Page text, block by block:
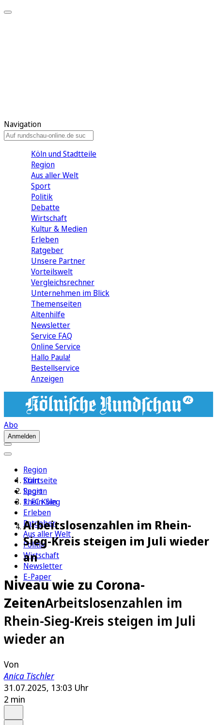
Navigation
Köln und Stadtteile
Region
Aus aller Welt
Sport
Politik
Debatte
Wirtschaft
Kultur & Medien
Erleben
Ratgeber
Unsere Partner
Vorteilswelt
Vergleichsrechner
Unternehmen im Blick
Themenseiten
Altenhilfe
Newsletter
Service FAQ
Online Service
Hallo Paula!
Bestellservice
Anzeigen
Abo
Anmelden
Region
Köln
Sport
1. FC Köln
Erleben
Ratgeber
Aus aller Welt
Politik
Wirtschaft
Newsletter
E-Paper
Startseite
Region
Rhein-Sieg
Arbeitslosenzahlen im Rhein-
Sieg-Kreis steigen im Juli wieder
an
Niveau wie zu Corona-
ZeitenArbeitslosenzahlen im
Rhein-Sieg-Kreis steigen im Juli
wieder an
Von
Anica Tischler
31.07.2025, 13:03 Uhr
2 min